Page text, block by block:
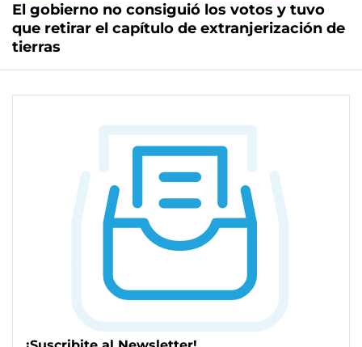
El gobierno no consiguió los votos y tuvo
que retirar el capítulo de extranjerización de
tierras